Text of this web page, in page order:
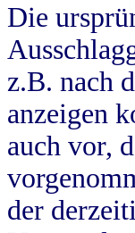
Die
z.B. nach
anzeigen
auch vor,
der